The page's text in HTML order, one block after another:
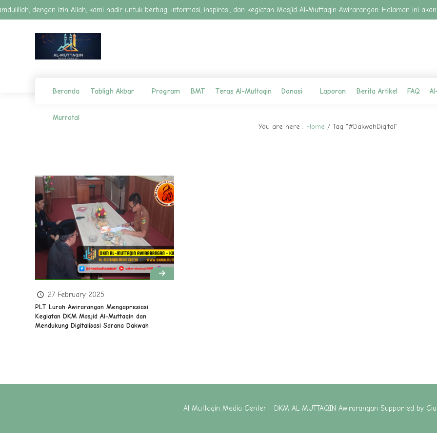
dengan izin Allah, kami hadir untuk berbagi informasi, inspirasi, dan kegiatan Masjid Al-Muttaqin Awirarangan. Halaman ini
Beranda Tabligh Akbar Program BMT Teras Al-Muttaqin Donasi Laporan Berita Artikel FAQ
Murrotal
You are here : Home / Tag "#DakwahDigital"
27 February 2025
PLT Lurah Awirarangan Mengapresiasi
Kegiatan DKM Masjid Al-Muttaqin dan
Mendukung Digitalisasi Sarana Dakwah
Al Muttaqin Media Center - DKM AL-MUTTAQIN Awirarangan Supported by